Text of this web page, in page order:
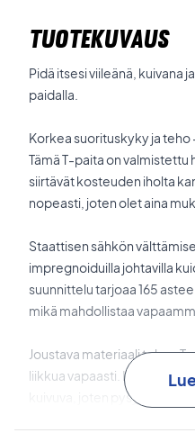
TUOTEKUVAUS
Pidä itsesi viileänä, kuivana
paidalla.
Korkea suorituskyky ja teho
Tämä T-paita on
siirtävät kosteuden iholta
nopeasti, joten olet aina
Staattisen sähkön
impregnoiduilla johtavilla
suunnittelu tarjoaa 165
mikä mahdollistaa
Joustava materiaali tekee
liikkua vapaasti. Kangas on
kuivuva, joten pysyt kuivana